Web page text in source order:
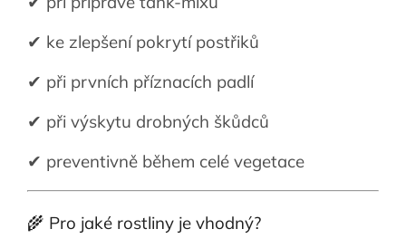
✔ ke zlepšení pokrytí postřiků
✔ při prvních příznacích padlí
✔ při výskytu drobných škůdců
✔ preventivně během celé vegetace
🌾 Pro jaké rostliny je vhodný?